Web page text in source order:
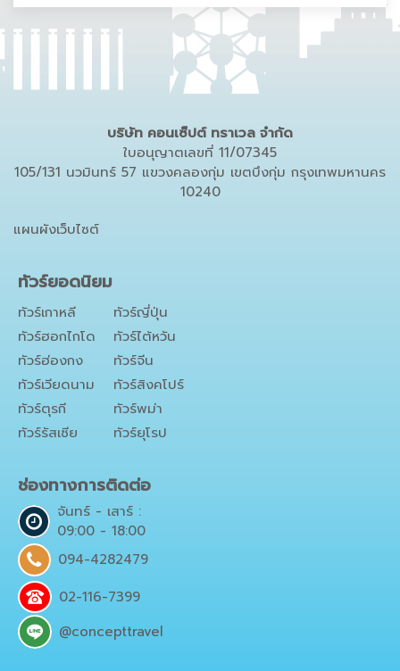
บริษัท คอนเซ็ปต์ ทราเวล จำกัด
ใบอนุญาตเลขที่ 11/07345
105/131 นวมินทร์ 57 แขวงคลองกุ่ม เขตบึงกุ่ม กรุงเทพมหานคร
10240
แผนผังเว็บไซต์
ทัวร์ยอดนิยม
ทัวร์เกาหลี
ทัวร์ฮอกไกโด
ทัวร์ฮ่องกง
ทัวร์เวียดนาม
ทัวร์ตุรกี
ทัวร์รัสเซีย
ทัวร์ญี่ปุ่น
ทัวร์ไต้หวัน
ทัวร์จีน
ทัวร์สิงคโปร์
ทัวร์พม่า
ทัวร์ยุโรป
ช่องทางการติดต่อ
จันทร์ - เสาร์ :
09:00 - 18:00
094-4282479
02-116-7399
@concepttravel